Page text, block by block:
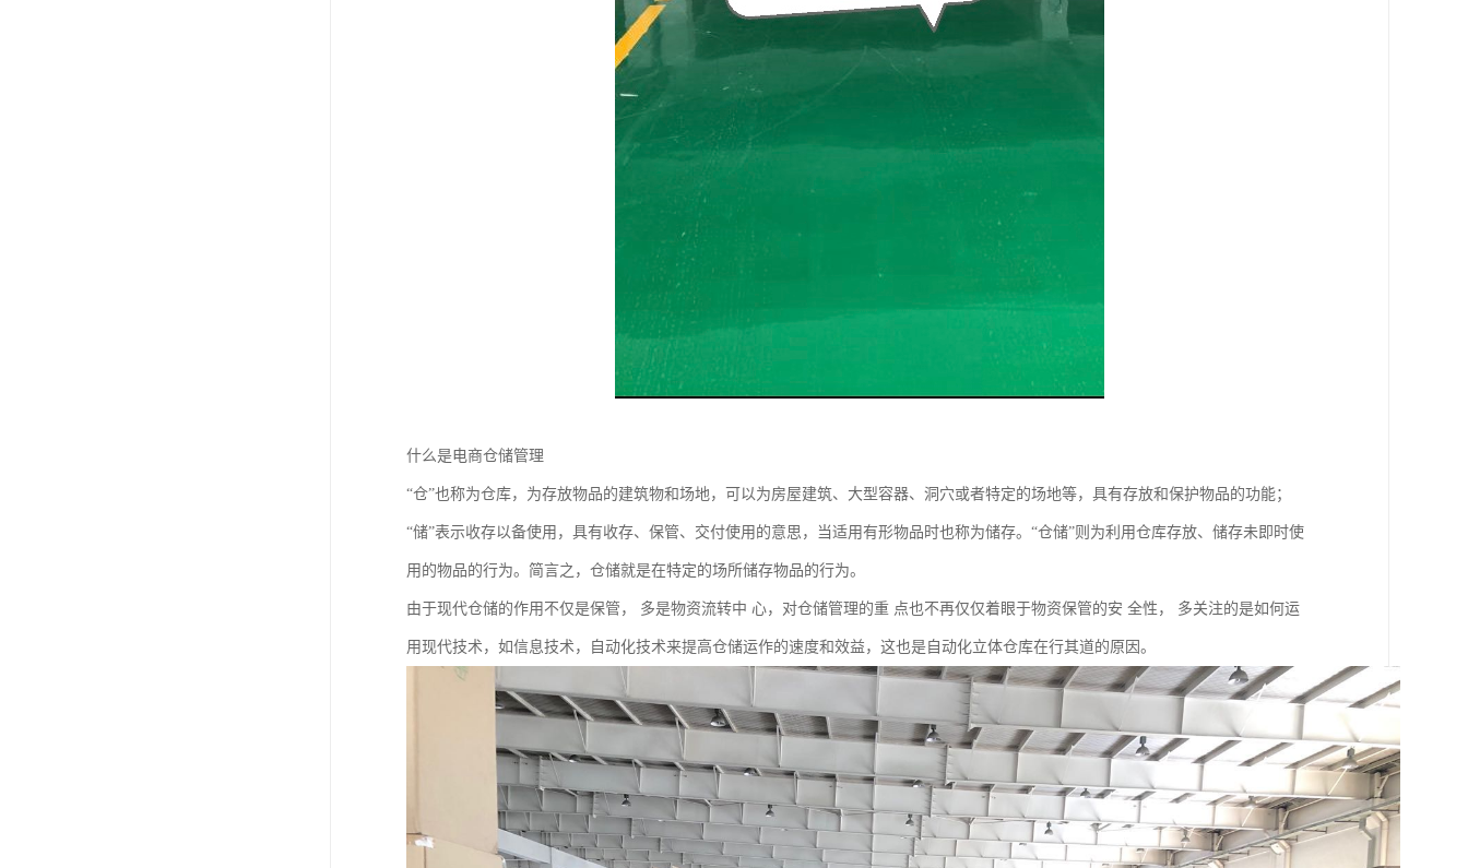
什么是电商仓储管理
“仓”也称为仓库，为存放物品的建筑物和场地，可以为房屋建筑、大型容器、洞穴或者特定的场地等，具有存放和保护物品的功能；
“储”表示收存以备使用，具有收存、保管、交付使用的意思，当适用有形物品时也称为储存。“仓储”则为利用仓库存放、储存未即时使
用的物品的行为。简言之，仓储就是在特定的场所储存物品的行为。
由于现代仓储的作用不仅是保管， 多是物资流转中 心，对仓储管理的重 点也不再仅仅着眼于物资保管的安 全性， 多关注的是如何运
用现代技术，如信息技术，自动化技术来提高仓储运作的速度和效益，这也是自动化立体仓库在行其道的原因。